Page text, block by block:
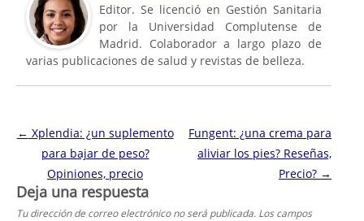
Editor. Se licenció en Gestión Sanitaria
por la Universidad Complutense de
Madrid. Colaborador a largo plazo de
varias publicaciones de salud y revistas de belleza.
Navegación de entradas
← Xplendia: ¿un suplemento
para bajar de peso?
Opiniones, precio
Fungent: ¿una crema para
aliviar los pies? Reseñas,
Precio? →
Deja una respuesta
Tu dirección de correo electrónico no será publicada. Los campos